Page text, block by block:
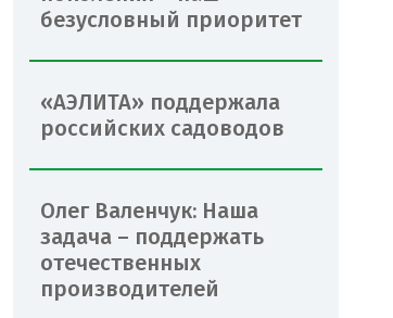
безусловный приоритет
«АЭЛИТА» поддержала
российских садоводов
Олег Валенчук: Наша
задача – поддержать
отечественных
производителей